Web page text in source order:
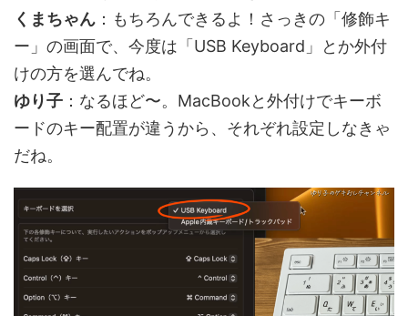
くまちゃん ：もちろんできるよ！さっきの「修飾キ
ー」の画面で、今度は「USB Keyboard」とか外付
けの方を選んでね。
ゆり子 ：なるほど〜。MacBookと外付けでキーボ
ードのキー配置が違うから、それぞれ設定しなきゃ
だね。